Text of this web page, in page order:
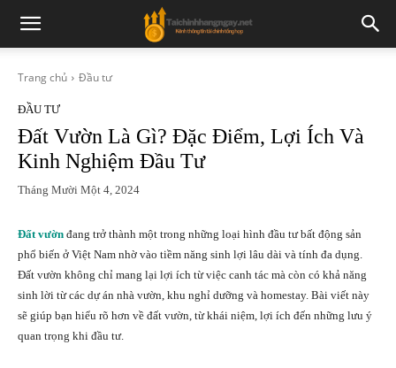
Trang chủ Đầu tư
ĐẦU TƯ
Đất Vườn Là Gì? Đặc Điểm, Lợi Ích Và
Kinh Nghiệm Đầu Tư
Tháng Mười Một 4, 2024
Đất vườn đang trở thành một trong những loại hình đầu tư bất động sản
phổ biến ở Việt Nam nhờ vào tiềm năng sinh lợi lâu dài và tính đa dụng.
Đất vườn không chỉ mang lại lợi ích từ việc canh tác mà còn có khả năng
sinh lời từ các dự án nhà vườn, khu nghỉ dưỡng và homestay. Bài viết này
sẽ giúp bạn hiểu rõ hơn về đất vườn, từ khái niệm, lợi ích đến những lưu ý
quan trọng khi đầu tư.